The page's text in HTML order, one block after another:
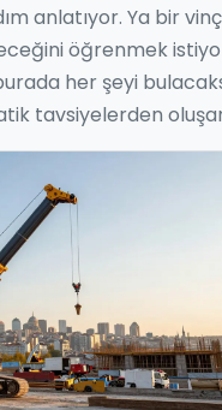
anlatıyor. Ya bir
öğrenmek
her şeyi
tavsiyelerden